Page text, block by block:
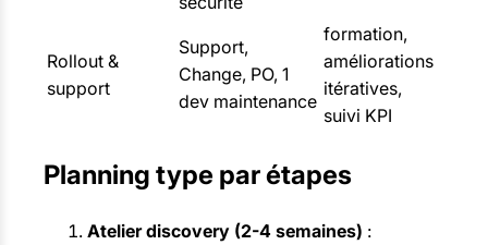
Rollout &
support
Support,
Change, PO, 1
dev maintenance
formation,
améliorations
itératives,
suivi KPI
Planning type par étapes
Atelier discovery (2-4 semaines) :